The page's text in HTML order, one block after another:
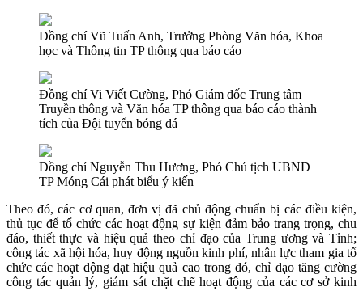
Đồng chí Vũ Tuấn Anh, Trưởng Phòng Văn hóa, Khoa
học và Thông tin TP thông qua báo cáo
Đồng chí Vi Viết Cường, Phó Giám đốc Trung tâm
Truyền thông và Văn hóa TP thông qua báo cáo thành
tích của Đội tuyển bóng đá
Đồng chí Nguyễn Thu Hương, Phó Chủ tịch UBND
TP Móng Cái phát biểu ý kiến
Theo đó, các cơ quan, đơn vị đã chủ động chuẩn bị các điều kiện,
thủ tục để tổ chức các hoạt động sự kiện đảm bảo trang trọng, chu
đáo, thiết thực và hiệu quả theo chỉ đạo của Trung ương và Tỉnh;
công tác xã hội hóa, huy động nguồn kinh phí, nhân lực tham gia tổ
chức các hoạt động đạt hiệu quả cao trong đó, chỉ đạo tăng cường
công tác quản lý, giám sát chặt chẽ hoạt động của các cơ sở kinh